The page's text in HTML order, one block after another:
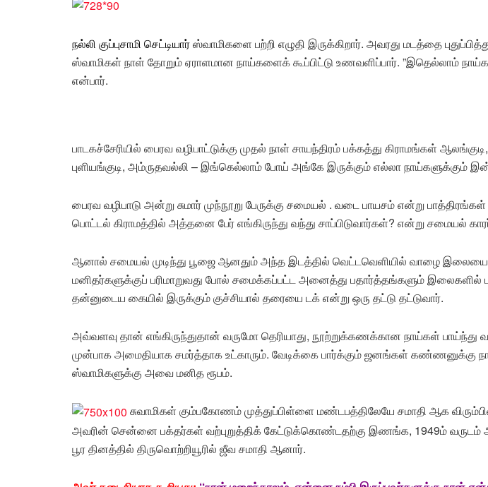
நல்லி குப்புசாமி செட்டியார்ஸ்வாமிகளை பற்றி எழுதி இருக்கிறார். அவரது மடத்தை
ஸ்வாமிகள் நாள் தோறும் ஏராளமான நாய்களைக் கூப்பிட்டு உணவளிப்பார். ”இதெல்லாம்
என்பார்.
பாடகச்சேரியில் பைரவ வழிபாட்டுக்கு முதல் நாள் சாயந்திரம் பக்கத்து கிராமங்கள்
புளியங்குடி, அம்ருதவல்லி – இங்கெல்லாம் போய் அங்கே இருக்கும் எல்லா நாய்களுக்கும்
பைரவ வழிபாடு அன்று சுமார் முந்நூறு பேருக்கு சமையல் . வடை பாயசம் என்று பாத்திரங்கள்
பொட்டல் கிராமத்தில் அத்தனை பேர் எங்கிருந்து வந்து சாப்பிடுவார்கள்? என்று சமையல்
ஆனால் சமையல் முடிந்து பூஜை ஆனதும் அந்த இடத்தில் வெட்டவெளியில் வாழை இலையை
மனிதர்களுக்குப் பரிமாறுவது போல் சமைக்கப்பட்ட அனைத்து பதார்த்தங்களும் இலைகளில்
தன்னுடைய கையில் இருக்கும் குச்சியால் தரையை டக் என்று ஒரு தட்டு தட்டுவார்.
அவ்வளவு தான் எங்கிருந்துதான் வருமோ தெரியாது, நூற்றுக்கணக்கான நாய்கள் பாய்ந்து
முன்பாக அமைதியாக சமர்த்தாக உட்காரும். வேடிக்கை பார்க்கும் ஜனங்கள் கண்ணனுக்கு
ஸ்வாமிகளுக்கு அவை மனித ரூபம்.
சுவாமிகள் கும்பகோணம் முத்துப்பிள்ளை மண்டபத்திலேயே சமாதி ஆக
அவரின் சென்னை பக்தர்கள் வற்புறுத்திக் கேட்டுக்கொண்டதற்கு இணங்க, 1949ம் வருடம்
பூர தினத்தில் திருவொற்றியூரில் ஜீவ சமாதி ஆனார்.